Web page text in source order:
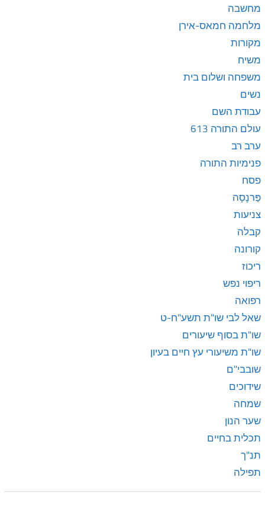
מחשבה
מלחמה חמאס-אירן
מקורות
משיח
משפחה ושלום בית
נשים
עבודת השם
עולם התורה 613
ערב רב
פנימיות התורה
פסח
פַּרנָסָה
צניעות
קבלה
קורונה
ריכוז
ריפוי נפש
רפואה
שאל לבי שו"ת תשע"ח-ט
שו"ת בסוף שיעורים
שו"ת משיעורי עץ חיים בעיון
שובבי"ם
שידוכים
שמחה
שער הנון
תכלית בחיים
תנ"ך
תפילה